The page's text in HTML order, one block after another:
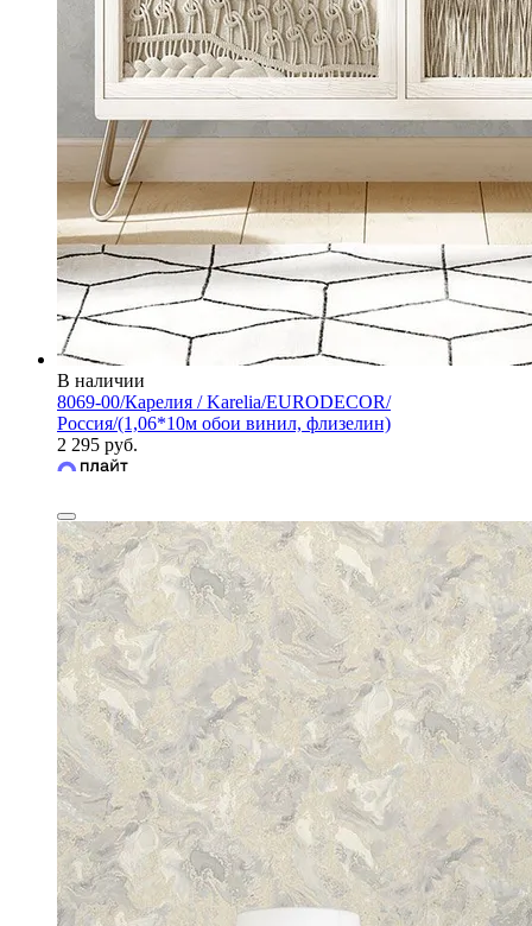
В наличии
8069-00/Карелия / Karelia/EURODECOR/
Россия/(1,06*10м обои винил, флизелин)
2 295 руб.